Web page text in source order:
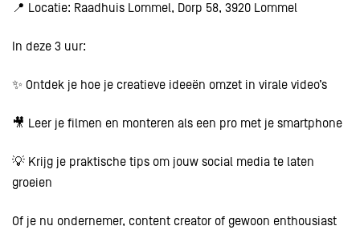
📍 Locatie: Raadhuis Lommel, Dorp 58, 3920 Lommel
In deze 3 uur:
✨ Ontdek je hoe je creatieve ideeën omzet in virale video’s
🎥 Leer je filmen en monteren als een pro met je smartphone
💡 Krijg je praktische tips om jouw social media te laten
groeien
Of je nu ondernemer, content creator of gewoon enthousiast